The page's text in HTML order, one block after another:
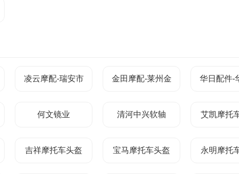
凌云摩配-瑞安市 金田摩配-莱州金 华日配件-
何文镜业 清河中兴软轴 艾凯摩托
吉祥摩托车头盔 宝马摩托车头盔 永明摩托